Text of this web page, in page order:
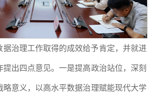
据治理工作取得的成效给予肯定，并就进
出四点意见。一是提高政治站位，深刻
略意义，以高水平数据治理赋能现代大学